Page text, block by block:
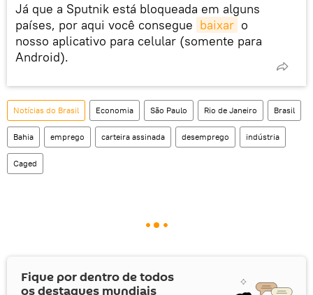
Já que a Sputnik está bloqueada em alguns
países, por aqui você consegue baixar o
nosso aplicativo para celular (somente para
Android).
Notícias do Brasil Economia São Paulo Rio de Janeiro Brasil
Bahia emprego carteira assinada desemprego indústria
Caged
Fique por dentro de todos
os destaques mundiais